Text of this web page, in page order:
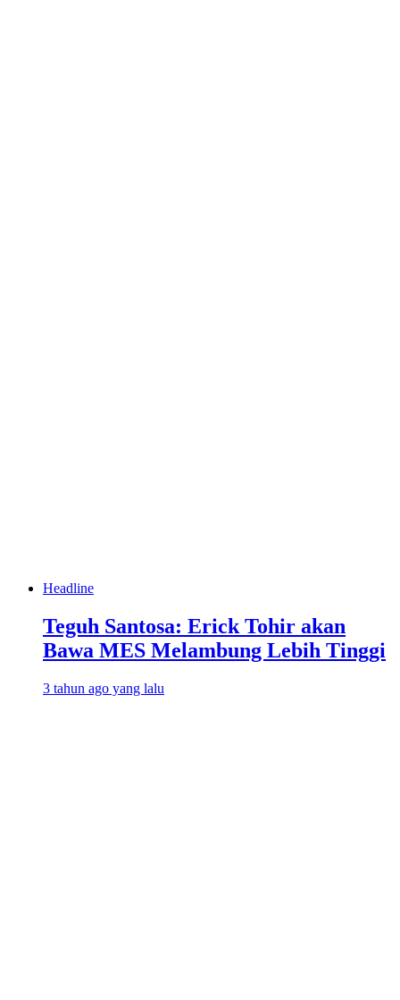
Headline
Teguh Santosa: Erick Tohir akan
Bawa MES Melambung Lebih Tinggi
3 tahun ago yang lalu